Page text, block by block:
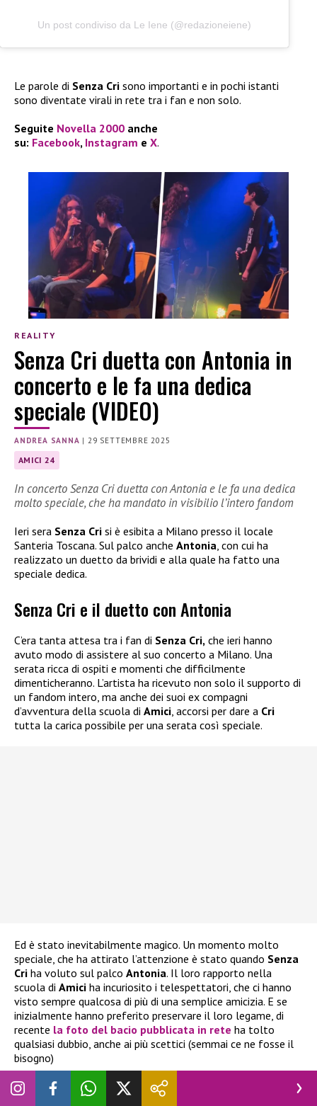
Un post condiviso da Le Iene (@redazioneiene)
Le parole di Senza Cri sono importanti e in pochi istanti
sono diventate virali in rete tra i fan e non solo.
Seguite Novella 2000 anche
su: Facebook, Instagram e X.
REALITY
Senza Cri duetta con Antonia in
concerto e le fa una dedica
speciale (VIDEO)
ANDREA SANNA |29 SETTEMBRE 2025
AMICI 24
In concerto Senza Cri duetta con Antonia e le fa una dedica
molto speciale, che ha mandato in visibilio l’intero fandom
Ieri sera Senza Cri si è esibita a Milano presso il locale
Santeria Toscana. Sul palco anche Antonia , con cui ha
realizzato un duetto da brividi e alla quale ha fatto una
speciale dedica.
Senza Cri e il duetto con Antonia
C’era tanta attesa tra i fan di Senza Cri, che ieri hanno
avuto modo di assistere al suo concerto a Milano. Una
serata ricca di ospiti e momenti che difficilmente
dimenticheranno. L’artista ha ricevuto non solo il supporto di
un fandom intero, ma anche dei suoi ex compagni
d’avventura della scuola di Amici, accorsi per dare a Cri
tutta la carica possibile per una serata così speciale.
Ed è stato inevitabilmente magico. Un momento molto
speciale, che ha attirato l’attenzione è stato quando Senza
Cri ha voluto sul palco Antonia. Il loro rapporto nella
scuola di Amici ha incuriosito i telespettatori, che ci hanno
visto sempre qualcosa di più di una semplice amicizia. E se
inizialmente hanno preferito preservare il loro legame, di
recente la foto del bacio pubblicata in rete ha tolto
qualsiasi dubbio, anche ai più scettici (semmai ce ne fosse il
bisogno)
Tornando a ieri, il duetto tra
Senza Cri
davvero intenso e le immagini a seguire parlano chiaro…